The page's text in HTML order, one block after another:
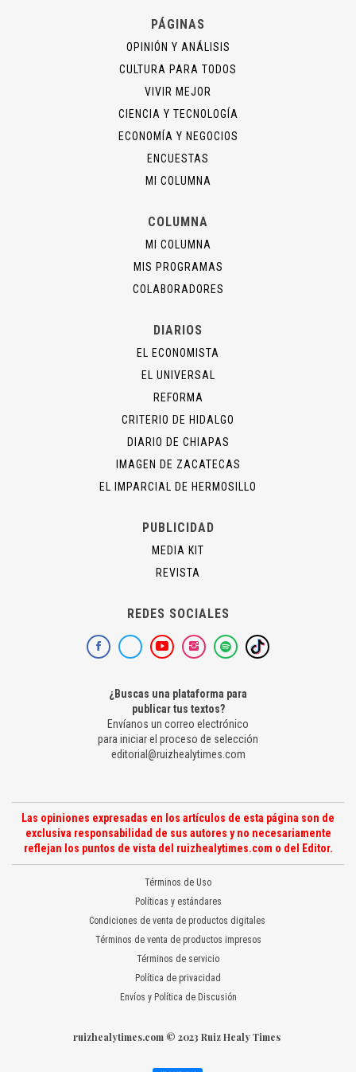
PÁGINAS
OPINIÓN Y ANÁLISIS
CULTURA PARA TODOS
VIVIR MEJOR
CIENCIA Y TECNOLOGÍA
ECONOMÍA Y NEGOCIOS
ENCUESTAS
MI COLUMNA
COLUMNA
MI COLUMNA
MIS PROGRAMAS
COLABORADORES
DIARIOS
EL ECONOMISTA
EL UNIVERSAL
REFORMA
CRITERIO DE HIDALGO
DIARIO DE CHIAPAS
IMAGEN DE ZACATECAS
EL IMPARCIAL DE HERMOSILLO
PUBLICIDAD
MEDIA KIT
REVISTA
REDES SOCIALES
¿Buscas una plataforma para
publicar tus textos?
Envíanos un correo electrónico
para iniciar el proceso de selección
editorial@ruizhealytimes.com
Las opiniones expresadas en los artículos de esta página son de
exclusiva responsabilidad de sus autores y no necesariamente
reflejan los puntos de vista del ruizhealytimes.com o del Editor.
Términos de Uso
Políticas y estándares
Condiciones de venta de productos digitales
Términos de venta de productos impresos
Términos de servicio
Política de privacidad
Envíos y Política de Discusión
ruizhealytimes.com © 2023 Ruiz Healy Times